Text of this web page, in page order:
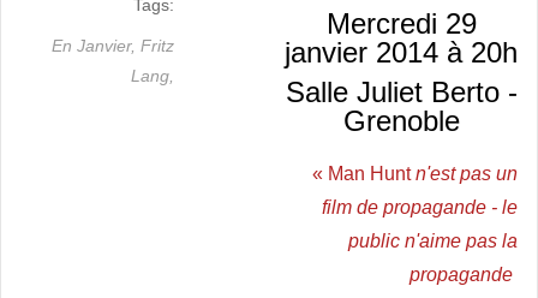
Tags:
En Janvier, Fritz
Lang,
Mercredi 29
janvier 2014 à 20h
Salle Juliet Berto -
Grenoble
« Man Hunt n'est pas un
film de propagande - le
public n'aime pas la
propagande